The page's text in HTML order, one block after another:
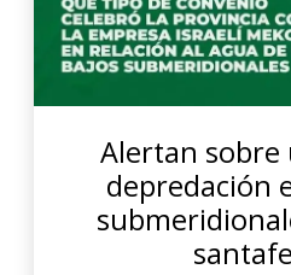
Alertan sobre
depredación